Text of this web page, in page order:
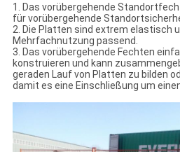
1. Das vorübergehende
für vorübergehende
2. Die Platten sind extrem elastisch
Mehrfachnutzung passend.
3. Das vorübergehende Fechten
konstruieren und kann
geraden Lauf von Platten zu bilden
damit es eine Einschließung um